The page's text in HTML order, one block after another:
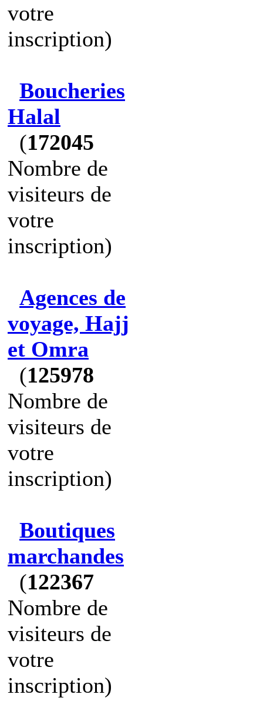
votre
inscription)
Boucheries
Halal
(172045
Nombre de
visiteurs de
votre
inscription)
Agences de
voyage, Hajj
et Omra
(125978
Nombre de
visiteurs de
votre
inscription)
Boutiques
marchandes
(122367
Nombre de
visiteurs de
votre
inscription)